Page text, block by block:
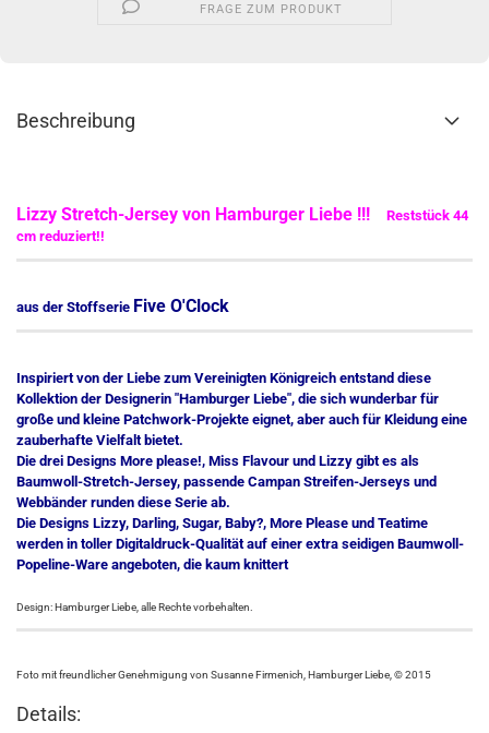
FRAGE ZUM PRODUKT
Beschreibung
Lizzy Stretch-Jersey von Hamburger Liebe !!! Reststück 44
cm reduziert!!
aus der Stoffserie Five O'Clock
Inspiriert von der Liebe zum Vereinigten Königreich entstand diese
Kollektion der Designerin "Hamburger Liebe", die sich wunderbar für
große und kleine Patchwork-Projekte eignet, aber auch für Kleidung eine
zauberhafte Vielfalt bietet.
Die drei Designs More please!, Miss Flavour und Lizzy gibt es als
Baumwoll-Stretch-Jersey, passende Campan Streifen-Jerseys und
Webbänder runden diese Serie ab.
Die Designs Lizzy, Darling, Sugar, Baby?, More Please und Teatime
werden in toller Digitaldruck-Qualität auf einer extra seidigen Baumwoll-
Popeline-Ware angeboten, die kaum knittert
Design: Hamburger Liebe, alle Rechte vorbehalten.
Foto mit freundlicher Genehmigung von Susanne Firmenich, Hamburger Liebe, © 2015
Details: